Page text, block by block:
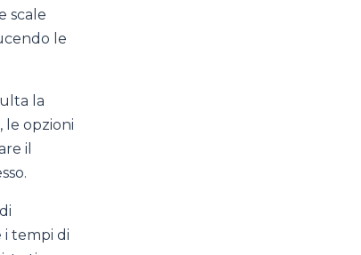
scale
le
la
le opzioni
il
tempi di